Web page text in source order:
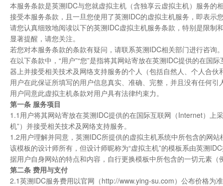
本服务条款是英溯IDC与您就虚拟主机（含独享云虚拟主机）服务
接受本服务条款，且一旦您使用了英溯IDC的虚拟主机服务，即表示
请您认真细致地阅读以下的英溯IDC虚拟主机服务条款，特别是限
显著提醒，请您关注。
若您对本服务条款的条款有疑问，请联系英溯IDC相关部门进行咨
在以下条款中，“用户”“您”是指将其网站寄放在英溯IDC提供的在
器上并接受相关技术及网络支持服务的个人（包括自然人、个人合
用户在此保证所填写的用户信息真实、准确、完整，并且没有任何引
用户同意此虚拟主机条款对用户具有法律约束力。
第一条 服务项目
1.1用户将其网站寄放在英溯IDC提供的在国际互联网（Internet）上
机”）并接受相关技术及网络支持服务。
1.2用户理解并同意，英溯IDC所提供的虚拟主机系统中所包含的网
该模板的设计师所有，但设计师昵称为“虚拟主机”的模板系由英溯
据用户自身网站的特点和内容，自行更换模板中所包含的一切元素
第二条 费用与支付
2.1英溯IDC服务费用以官网（http://www.ying-su.com）公布价格为